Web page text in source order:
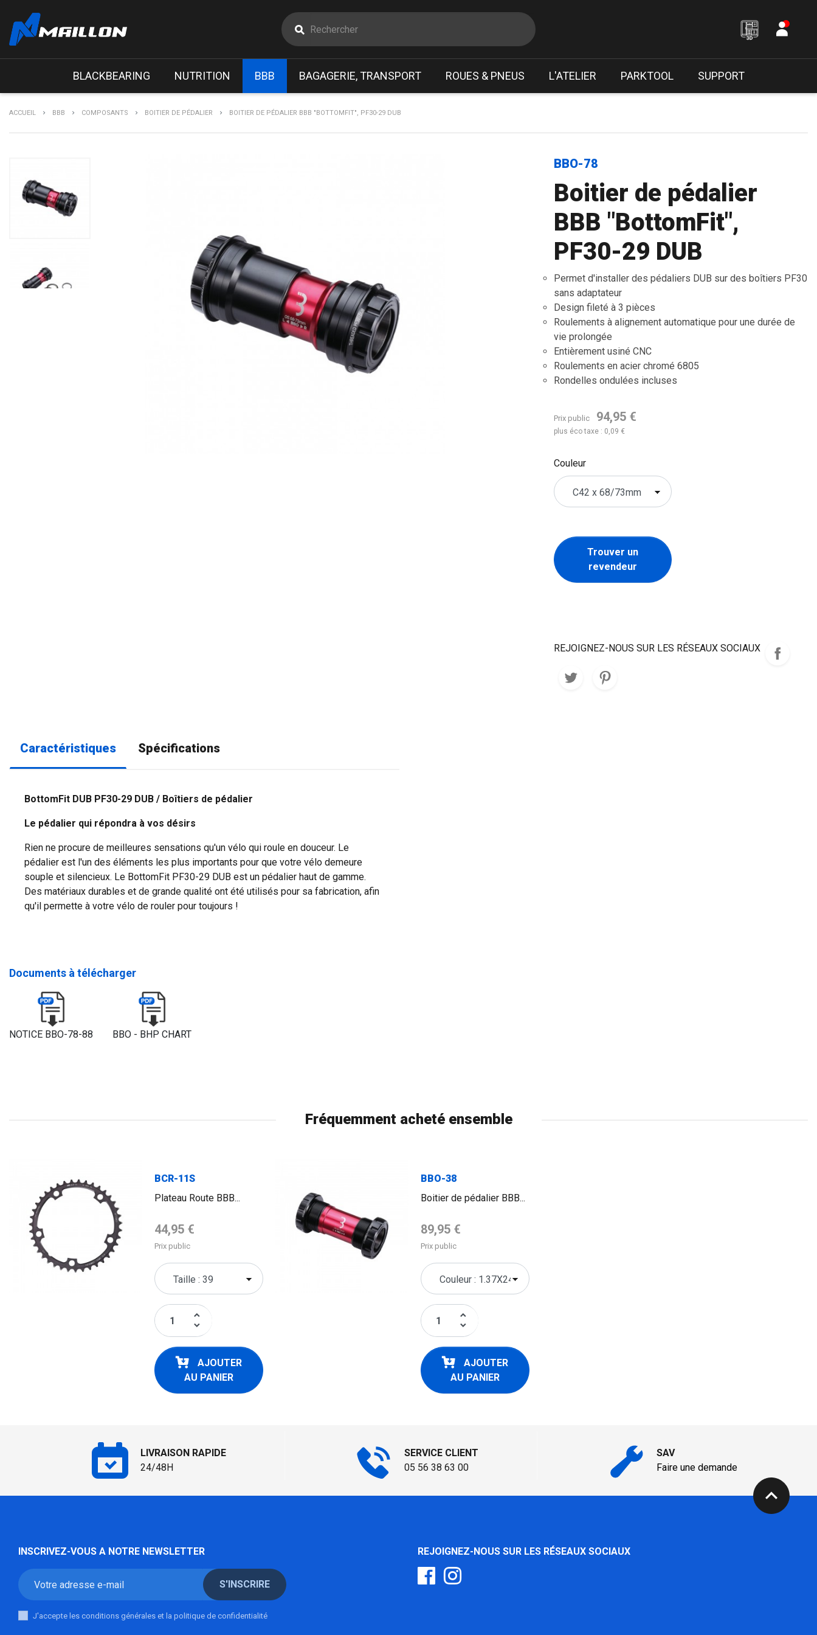
BLACKBEARING NUTRITION BBB BAGAGERIE, TRANSPORT ROUES & PNEUS L'ATELIER PARKTOOL SUPPORT
ACCUEIL BBB COMPOSANTS BOITIER DE PÉDALIER BOITIER DE PÉDALIER BBB "BOTTOMFIT", PF30-29 DUB
BBO-78
Boitier de pédalier
BBB "BottomFit",
PF30-29 DUB
Permet d'installer des pédaliers DUB sur des boîtiers PF30
sans adaptateur
Design fileté à 3 pièces
Roulements à alignement automatique pour une durée de
vie prolongée
Entièrement usiné CNC
Roulements en acier chromé 6805
Rondelles ondulées incluses
Prix public 94,95 €
plus éco taxe : 0,09 €
Couleur
Trouver un
revendeur
REJOIGNEZ-NOUS SUR LES RÉSEAUX SOCIAUX
Caractéristiques Spécifications
BottomFit DUB PF30-29 DUB / Boîtiers de pédalier
Le pédalier qui répondra à vos désirs
Rien ne procure de meilleures sensations qu'un vélo qui roule en douceur. Le
pédalier est l'un des éléments les plus importants pour que votre vélo demeure
souple et silencieux. Le BottomFit PF30-29 DUB est un pédalier haut de gamme.
Des matériaux durables et de grande qualité ont été utilisés pour sa fabrication, afin
qu'il permette à votre vélo de rouler pour toujours !
Documents à télécharger
NOTICE BBO-78-88 BBO - BHP CHART
Fréquemment acheté ensemble
BCR-11S
Plateau Route BBB...
Prix de base
44,95 €
Prix public
keyboard_arrow_up
keyboard_arrow_down
AJOUTER
AU PANIER
BBO-38
Boitier de pédalier BBB...
Prix de base
89,95 €
Prix public
keyboard_arrow_up
keyboard_arrow_down
AJOUTER
AU PANIER
LIVRAISON RAPIDE
24/48H
SERVICE CLIENT
05 56 38 63 00
SAV
Faire une demande
expand_less
INSCRIVEZ-VOUS A NOTRE NEWSLETTER
S'INSCRIRE
J'accepte les conditions générales et la politique de confidentialité
REJOIGNEZ-NOUS SUR LES RÉSEAUX SOCIAUX